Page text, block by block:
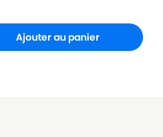
Ajouter au panier